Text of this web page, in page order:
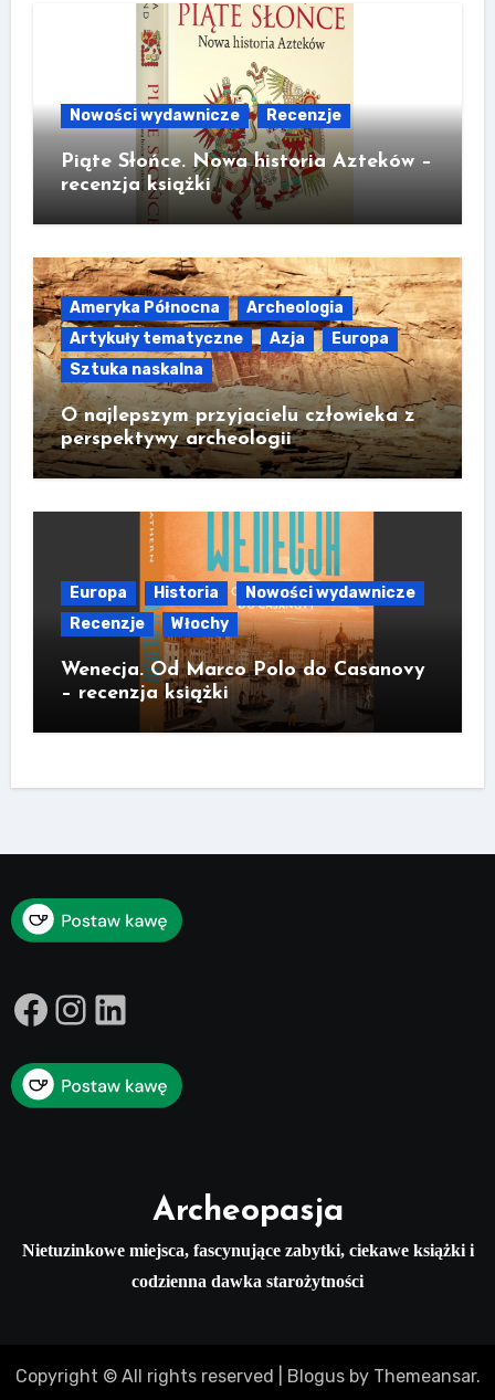
Nowości wydawnicze Recenzje
Piąte Słońce. Nowa historia Azteków –
recenzja książki
Ameryka Północna
Archeologia
Artykuły tematyczne
Azja
Europa
Sztuka naskalna
O najlepszym przyjacielu człowieka z
perspektywy archeologii
Europa Historia
Nowości wydawnicze
Recenzje
Włochy
Wenecja. Od Marco Polo do Casanovy
– recenzja książki
Facebook
Instagram
LinkedIn
Archeopasja
Nietuzinkowe miejsca, fascynujące zabytki, ciekawe książki i
codzienna dawka starożytności
Copyright © All rights reserved Blogusby Themeansar.